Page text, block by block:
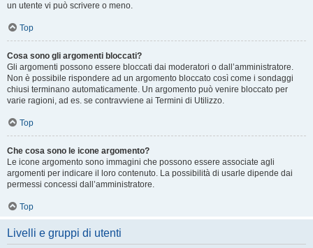
un utente vi può scrivere o meno.
Top
Cosa sono gli argomenti bloccati?
Gli argomenti possono essere bloccati dai moderatori o dall’amministratore.
Non è possibile rispondere ad un argomento bloccato così come i sondaggi
chiusi terminano automaticamente. Un argomento può venire bloccato per
varie ragioni, ad es. se contravviene ai Termini di Utilizzo.
Top
Che cosa sono le icone argomento?
Le icone argomento sono immagini che possono essere associate agli
argomenti per indicare il loro contenuto. La possibilità di usarle dipende dai
permessi concessi dall’amministratore.
Top
Livelli e gruppi di utenti